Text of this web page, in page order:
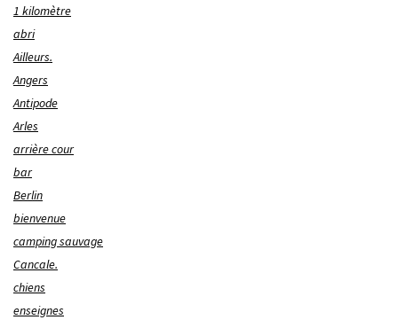
1 kilomètre
abri
Ailleurs.
Angers
Antipode
Arles
arrière cour
bar
Berlin
bienvenue
camping sauvage
Cancale.
chiens
enseignes